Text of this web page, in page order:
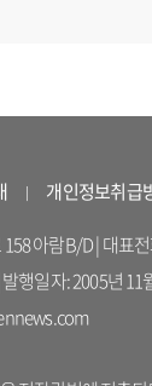
개인정보취급
아람B/D | 대표
행일자: 2005년